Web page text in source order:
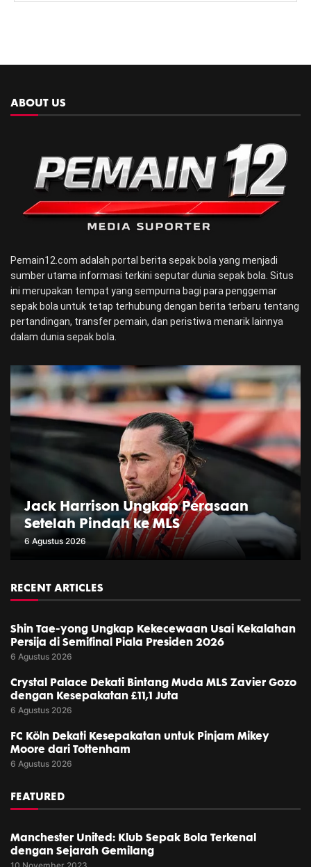
ABOUT US
Pemain12.com adalah portal berita sepak bola yang menjadi
sumber utama informasi terkini seputar dunia sepak bola. Situs
ini merupakan tempat yang sempurna bagi para penggemar
sepak bola untuk tetap terhubung dengan berita terbaru tentang
pertandingan, transfer pemain, dan peristiwa menarik lainnya
dalam dunia sepak bola.
Jack Harrison Ungkap Perasaan
Setelah Pindah ke MLS
6 Agustus 2026
RECENT ARTICLES
Shin Tae-yong Ungkap Kekecewaan Usai Kekalahan
Persija di Semifinal Piala Presiden 2026
6 Agustus 2026
Crystal Palace Dekati Bintang Muda MLS Zavier Gozo
dengan Kesepakatan £11,1 Juta
6 Agustus 2026
FC Köln Dekati Kesepakatan untuk Pinjam Mikey
Moore dari Tottenham
6 Agustus 2026
FEATURED
Manchester United: Klub Sepak Bola Terkenal
dengan Sejarah Gemilang